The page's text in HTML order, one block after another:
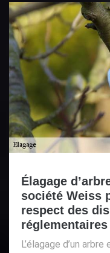
Élagage
société Weiss
respect des
L’élagage d’un